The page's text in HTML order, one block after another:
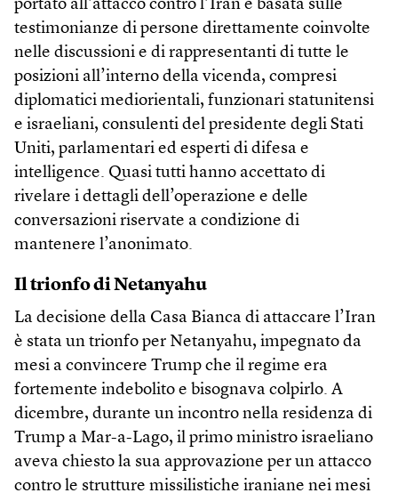
portato all’attacco contro l’Iran è basata sulle
testimonianze di persone direttamente coinvolte
nelle discussioni e di rappresentanti di tutte le
posizioni all’interno della vicenda, compresi
diplomatici mediorientali, funzionari statunitensi
e israeliani, consulenti del presidente degli Stati
Uniti, parlamentari ed esperti di difesa e
intelligence. Quasi tutti hanno accettato di
rivelare i dettagli dell’operazione e delle
conversazioni riservate a condizione di
mantenere l’anonimato.
Il trionfo di Netanyahu
La decisione della Casa Bianca di attaccare l’Iran
è stata un trionfo per Netanyahu, impegnato da
mesi a convincere Trump che il regime era
fortemente indebolito e bisognava colpirlo. A
dicembre, durante un incontro nella residenza di
Trump a Mar-a-Lago, il primo ministro israeliano
aveva chiesto la sua approvazione per un attacco
contro le strutture missilistiche iraniane nei mesi